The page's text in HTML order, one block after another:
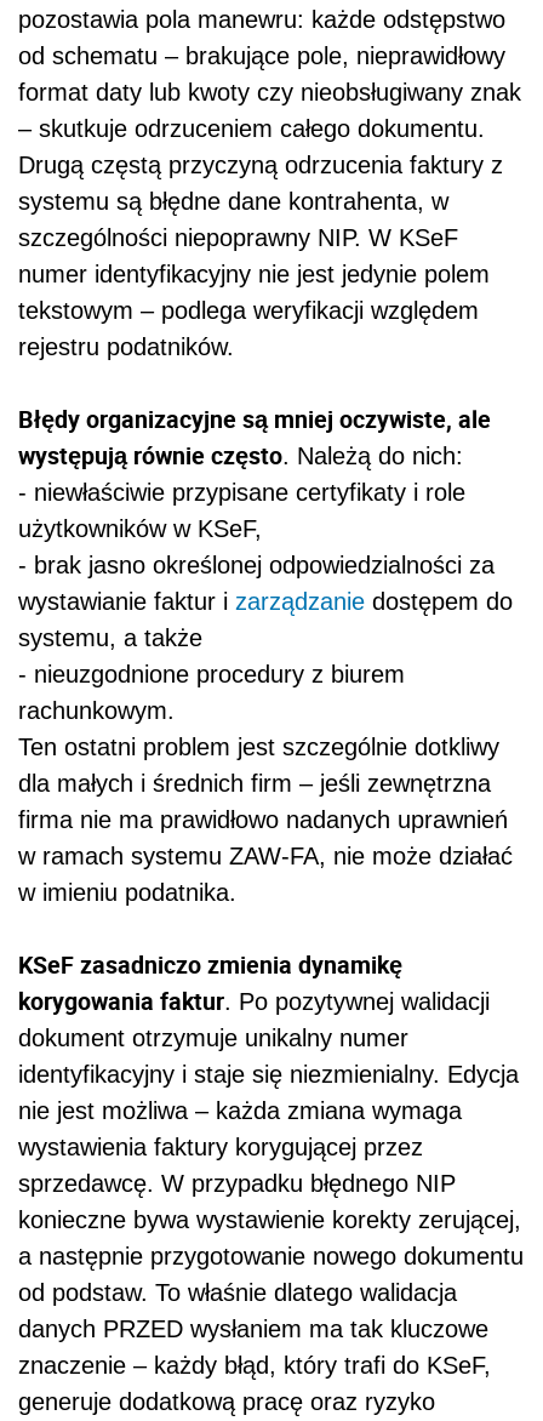
pozostawia pola manewru: każde odstępstwo
od schematu – brakujące pole, nieprawidłowy
format daty lub kwoty czy nieobsługiwany znak
– skutkuje odrzuceniem całego dokumentu.
Drugą częstą przyczyną odrzucenia faktury z
systemu są błędne dane kontrahenta, w
szczególności niepoprawny NIP. W KSeF
numer identyfikacyjny nie jest jedynie polem
tekstowym – podlega weryfikacji względem
rejestru podatników.
Błędy organizacyjne są mniej oczywiste, ale
występują równie często. Należą do nich:
- niewłaściwie przypisane certyfikaty i role
użytkowników w KSeF,
- brak jasno określonej odpowiedzialności za
wystawianie faktur i zarządzanie dostępem do
systemu, a także
- nieuzgodnione procedury z biurem
rachunkowym.
Ten ostatni problem jest szczególnie dotkliwy
dla małych i średnich firm – jeśli zewnętrzna
firma nie ma prawidłowo nadanych uprawnień
w ramach systemu ZAW-FA, nie może działać
w imieniu podatnika.
KSeF zasadniczo zmienia dynamikę
korygowania faktur. Po pozytywnej walidacji
dokument otrzymuje unikalny numer
identyfikacyjny i staje się niezmienialny. Edycja
nie jest możliwa – każda zmiana wymaga
wystawienia faktury korygującej przez
sprzedawcę. W przypadku błędnego NIP
konieczne bywa wystawienie korekty zerującej,
a następnie przygotowanie nowego dokumentu
od podstaw. To właśnie dlatego walidacja
danych PRZED wysłaniem ma tak kluczowe
znaczenie – każdy błąd, który trafi do KSeF,
generuje dodatkową pracę oraz ryzyko